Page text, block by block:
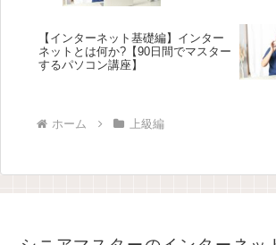
【インターネット基礎編】インター
ネットとは何か?【90日間でマスター
するパソコン講座】
ホーム 上級編